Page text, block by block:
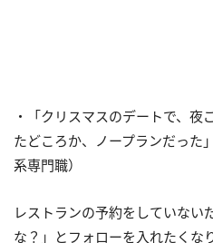
・「クリスマスのデートで、夜
たどころか、ノープランだった
系専門職）
レストランの予約をしていない
な？」とフォローを入れたくな